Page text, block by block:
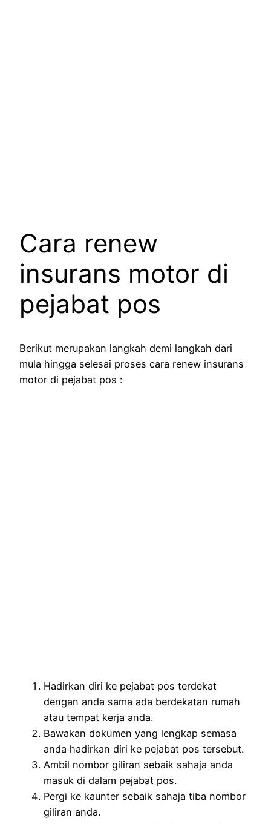
Cara renew
insurans motor di
pejabat pos
Berikut merupakan langkah demi langkah dari
mula hingga selesai proses cara renew insurans
motor di pejabat pos :
Hadirkan diri ke pejabat pos terdekat
dengan anda sama ada berdekatan rumah
atau tempat kerja anda.
Bawakan dokumen yang lengkap semasa
anda hadirkan diri ke pejabat pos tersebut.
Ambil nombor giliran sebaik sahaja anda
masuk di dalam pejabat pos.
Pergi ke kaunter sebaik sahaja tiba nombor
giliran anda.